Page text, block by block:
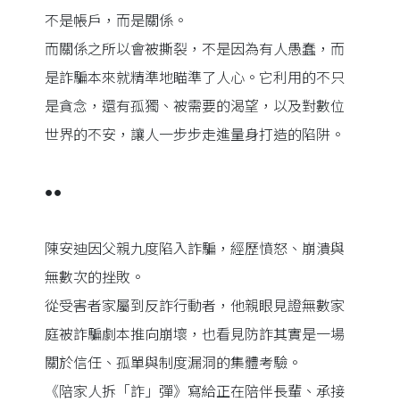
不是帳戶，而是關係。
而關係之所以會被撕裂，不是因為有人愚蠢，而
是詐騙本來就精準地瞄準了人心。它利用的不只
是貪念，還有孤獨、被需要的渴望，以及對數位
世界的不安，讓人一步步走進量身打造的陷阱。
●●
陳安迪因父親九度陷入詐騙，經歷憤怒、崩潰與
無數次的挫敗。
從受害者家屬到反詐行動者，他親眼見證無數家
庭被詐騙劇本推向崩壞，也看見防詐其實是一場
關於信任、孤單與制度漏洞的集體考驗。
《陪家人拆「詐」彈》寫給正在陪伴長輩、承接